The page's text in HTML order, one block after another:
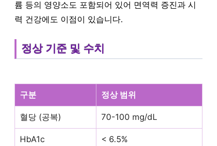
륨 등의 영양소도 포함되어 있어 면역력 증진과 시
력 건강에도 이점이 있습니다.
정상 기준 및 수치
구분 정상 범위
혈당 (공복) 70-100 mg/dL
HbA1c < 6.5%